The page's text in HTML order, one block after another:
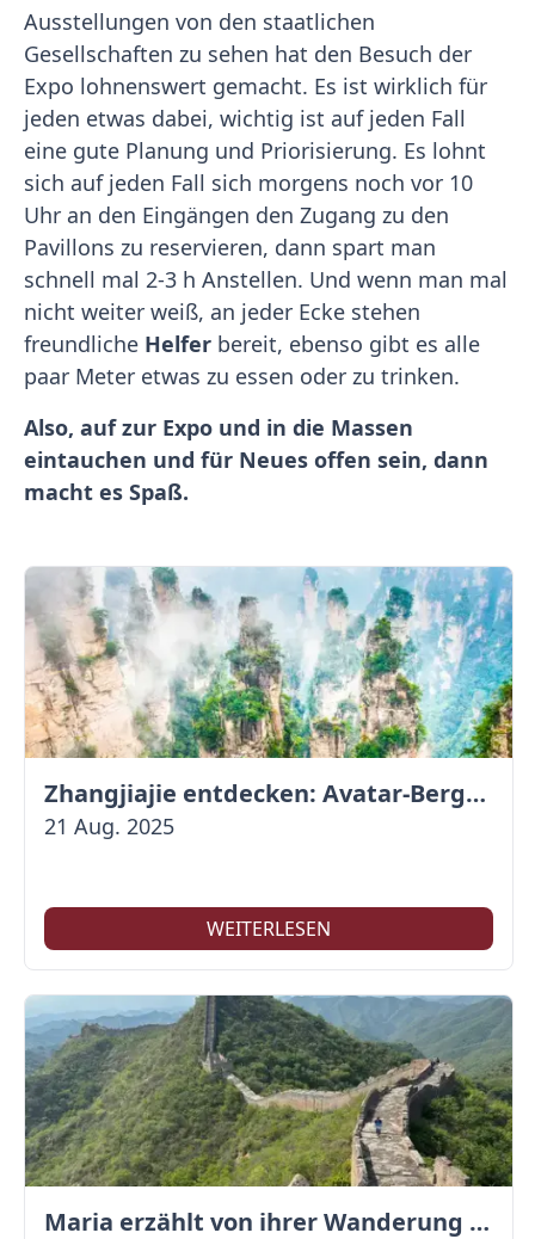
Ausstellungen von den staatlichen
Gesellschaften zu sehen hat den Besuch der
Expo lohnenswert gemacht. Es ist wirklich für
jeden etwas dabei, wichtig ist auf jeden Fall
eine gute Planung und Priorisierung. Es lohnt
sich auf jeden Fall sich morgens noch vor 10
Uhr an den Eingängen den Zugang zu den
Pavillons zu reservieren, dann spart man
schnell mal 2-3 h Anstellen. Und wenn man mal
nicht weiter weiß, an jeder Ecke stehen
freundliche Helfer bereit, ebenso gibt es alle
paar Meter etwas zu essen oder zu trinken.
Also, auf zur Expo und in die Massen
eintauchen und für Neues offen sein, dann
macht es Spaß.
Zhangjiajie entdecken: Avatar-Berge & Altstadt von Fenghuang
21 Aug. 2025
WEITERLESEN
Maria erzählt von ihrer Wanderung auf der Großen Mauer